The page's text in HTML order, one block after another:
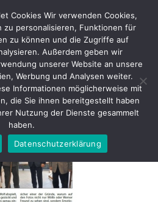
aus Merzig S9
– Werner Freund
Cookies Wir verwenden Cookies,
zu personalisieren, Funktionen für
zu können und die Zugriffe auf
Außerdem geben wir
unserer Website an unsere
Werbung und Analysen weiter.
Informationen möglicherweise mit
die Sie ihnen bereitgestellt haben
Nutzung der Dienste gesammelt
haben.
Datenschutzerklärung